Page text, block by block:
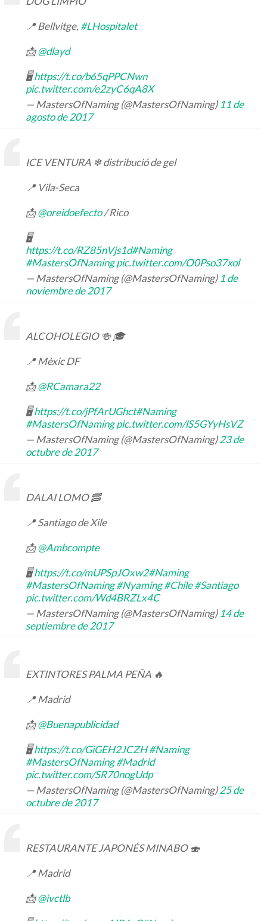
📍 Bellvitge, #LHospitalet
📩@dlayd
🖥https://t.co/b65qPPCNwn
pic.twitter.com/e2zyC6qA8X
— MastersOfNaming (@MastersOfNaming) 11 de
agosto de 2017
ICE VENTURA ❄ distribució de gel
📍 Vila-Seca
📩@oreidoefecto/ Rico
🖥
https://t.co/RZ85nVjs1d#Naming
#MastersOfNaming pic.twitter.com/O0Pso37xol
— MastersOfNaming (@MastersOfNaming) 1 de
noviembre de 2017
ALCOHOLEGIO 🍻 🎓
📍 Mèxic DF
📩@RCamara22
🖥https://t.co/jPfArUGhct#Naming
#MastersOfNaming pic.twitter.com/lS5GYyHsVZ
— MastersOfNaming (@MastersOfNaming)23 de
octubre de 2017
DALAI LOMO 🥓
📍 Santiago de Xile
📩@Ambcompte
🖥https://t.co/mUPSpJOxw2#Naming
#MastersOfNaming #Nyaming #Chile #Santiago
pic.twitter.com/Wd4BRZLx4C
— MastersOfNaming (@MastersOfNaming) 14 de
septiembre de 2017
EXTINTORES PALMA PEÑA 🔥
📍 Madrid
📩@Buenapublicidad
🖥https://t.co/GiGEH2JCZH #Naming
#MastersOfNaming #Madrid
pic.twitter.com/SR70nogUdp
— MastersOfNaming (@MastersOfNaming)25 de
octubre de 2017
RESTAURANTE JAPONÉS MINABO 🍣
📍 Madrid
📩@ivctlb